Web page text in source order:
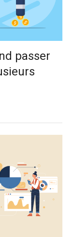
passer